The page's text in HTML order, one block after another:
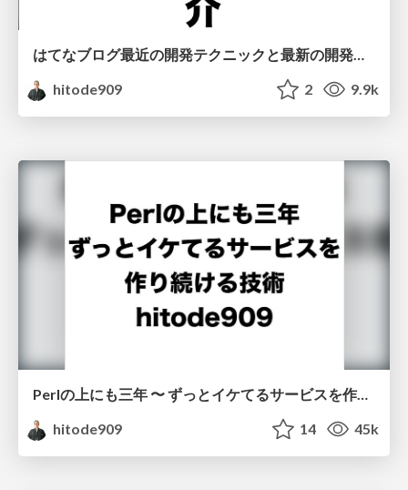
はてなブログ最近の開発テクニックと最新の開発風景のご紹介
hitode909
2 9.9k
Perlの上にも三年 〜 ずっとイケてるサービスを作り続ける技術 〜
hitode909
14 45k